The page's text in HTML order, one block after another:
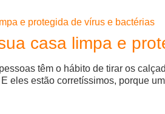
casa limpa e
têm o hábito de tirar os
eles estão corretíssimos, porque